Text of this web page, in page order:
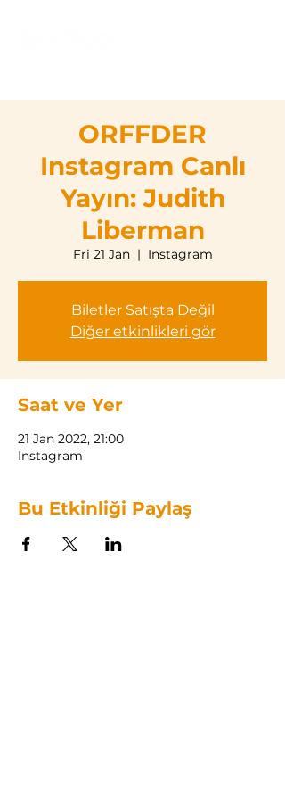
ORFFDER
Instagram Canlı
Yayın: Judith
Liberman
Fri 21 Jan
  |
Instagram
Biletler Satışta Değil
Diğer etkinlikleri gör
Saat ve Yer
21 Jan 2022, 21:00
Instagram
Bu Etkinliği Paylaş